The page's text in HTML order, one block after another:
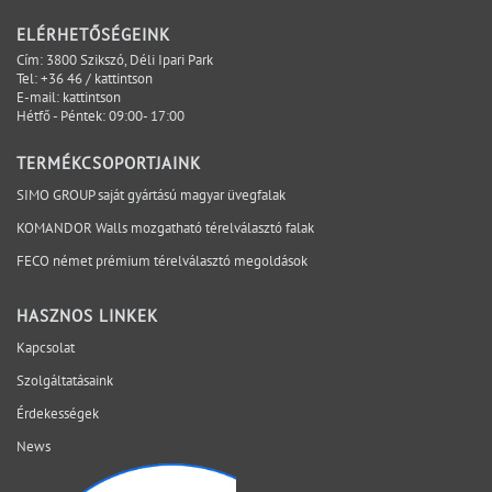
kevesebb lehetőség marad az egyszerű és kontrollált
megoldásra. A projektbiztonság ezért nem azt jelenti,
hogy minden változás kizárható. Azt jelenti, hogy a
kritikus kérdések időben láthatóvá válnak, a
felelősségi pontok egyértelműek, és a döntések a
megfelelő projektfázisban születnek meg. A SIMO a
rendszerben vizsgálja, hogy a bizonytalanság ne a
helyszínen váljon láthatóvá. Mely kérdéseket érdemes
lezárni még az ajánlatkérés előtt? Egyeztessen műszaki
ELÉRHETŐSÉGEINK
Cím: 3800 Szikszó, Déli Ipari Park
Tel:+36 46 / kattintson
E-mail: kattintson
Hétfő - Péntek: 09:00- 17:00
TERMÉKCSOPORTJAINK
SIMO GROUP saját gyártású magyar üvegfalak
KOMANDOR Walls mozgatható térelválasztó falak
FECO német prémium térelválasztó megoldások
HASZNOS LINKEK
Kapcsolat
Szolgáltatásaink
Érdekességek
News